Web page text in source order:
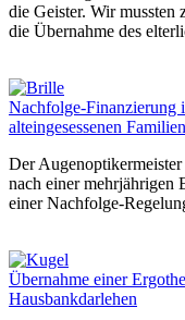
die Geister. Wir
die Übernahme des
Nachfolge-Finanzierung
alteingesessenen
Der
nach einer mehrjährigen
einer Nachfolge-
Übernahme einer
Hausbankdarlehen